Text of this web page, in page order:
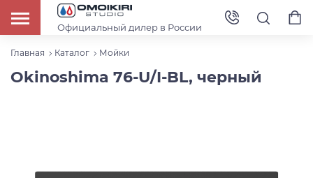
Официальный дилер в России
Главная Каталог Мойки
Okinoshima 76-U/I-BL, черный